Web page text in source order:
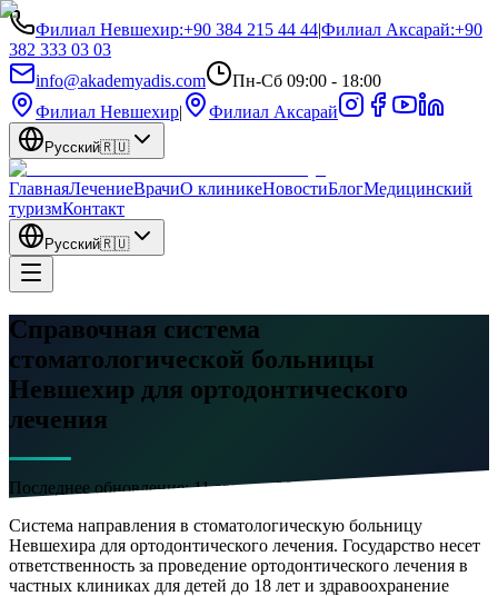
Филиал Невшехир:+90 384 215 44 44|Филиал Аксарай:+90
382 333 03 03
info@akademyadis.com
Пн-Сб 09:00 - 18:00
Филиал Невшехир| Филиал Аксарай
Русский🇷🇺
ГлавнаяЛечениеВрачиО клиникеНовостиБлогМедицинский
туризмКонтакт
Русский🇷🇺
Справочная система
стоматологической больницы
Невшехир для ортодонтического
лечения
Последнее обновление:11 августа 2023 г.
Система направления в стоматологическую больницу
Невшехира для ортодонтического лечения. Государство несет
ответственность за проведение ортодонтического лечения в
частных клиниках для детей до 18 лет и здравоохранение